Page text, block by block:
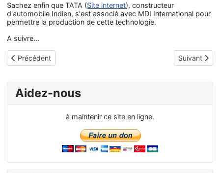
Sachez enfin que TATA (Site internet), constructeur
d'automobile Indien, s'est associé avec MDI International pour
permettre la production de cette technologie.
A suivre...
Article précédent : Mardi 23 février 2010 - La réservation
Précédent Article
Suivant
Aidez-nous
à maintenir ce site en ligne.